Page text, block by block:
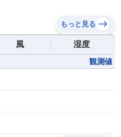
もっと見る
風 湿度
観測値